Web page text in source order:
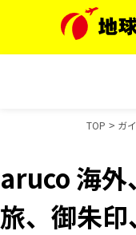
TOP ガ
aruco 海外
旅、御朱